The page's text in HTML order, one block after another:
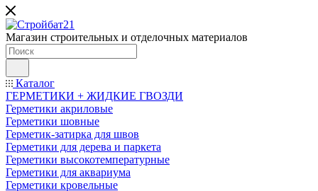
Магазин строительных и отделочных материалов
Каталог
ГЕРМЕТИКИ + ЖИДКИЕ ГВОЗДИ
Герметики акриловые
Герметики шовные
Герметик-затирка для швов
Герметики для дерева и паркета
Герметики высокотемпературные
Герметики для аквариума
Герметики кровельные